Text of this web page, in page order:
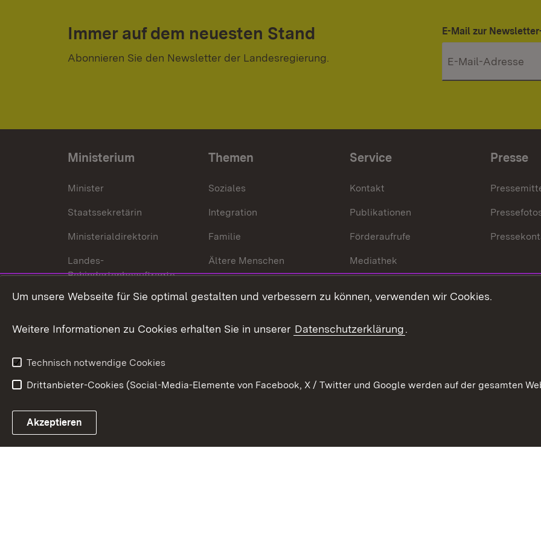
Immer auf dem neuesten Stand
Abonnieren Sie den Newsletter der Landesregierung.
E-Mail zur
Ministerium
Minister
Staatssekretärin
Ministerialdirektorin
Landes-
Behindertenbeauftragte
Bürgerreferent
Karriere
Themen
Soziales
Integration
Familie
Ältere Menschen
Behinderungen
Bürgerengagement
Service
Kontakt
Publikationen
Förderaufrufe
Mediathek
Presse
Link zum Landesportal
Um unsere Webseite für Sie optimal gestalten und verbessern zu können, verwenden wir Cookies.
Weitere Informationen zu Cookies erhalten Sie in unserer Datenschutzerklärung.
Technisch notwendige Cookies
Drittanbieter-Cookies (Social-Media-Elemente von Facebook, X / Twitter und Google werden auf der gesamten
Akzeptieren